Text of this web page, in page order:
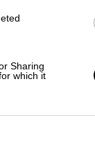
Sharing
which it
ζήτημα